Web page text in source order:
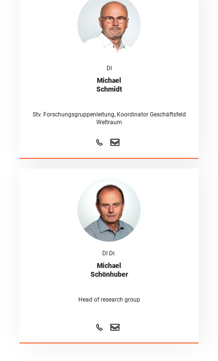
DI
Michael
Schmidt
Stv. Forschungsgruppenleitung, Koordinator Geschäftsfeld
Weltraum
DI Dr.
Michael
Schönhuber
Head of research group